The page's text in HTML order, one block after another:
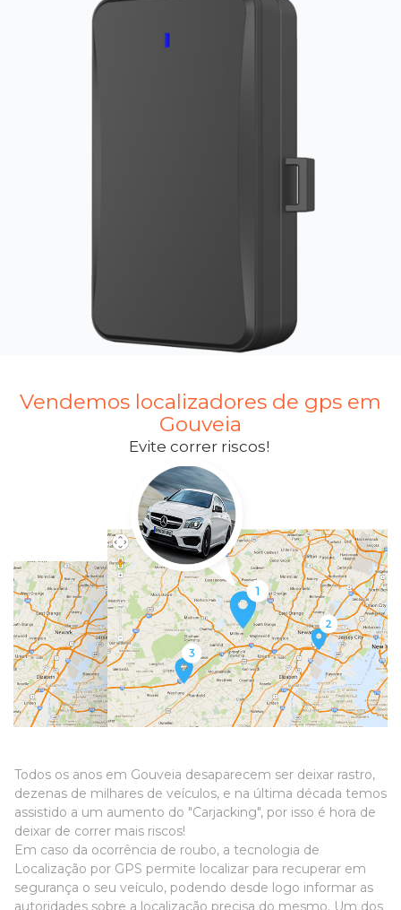
Vendemos localizadores de gps em
Gouveia
Evite correr riscos!
Todos os anos em Gouveia desaparecem ser deixar rastro,
dezenas de milhares de veículos, e na última década temos
assistido a um aumento do "Carjacking", por isso é hora de
deixar de correr mais riscos!
Em caso da ocorrência de roubo, a tecnologia de
Localização por GPS permite localizar para recuperar em
segurança o seu veículo, podendo desde logo informar as
autoridades sobre a localização precisa do mesmo. Um dos